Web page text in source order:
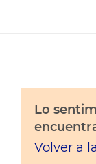
Lo
Volver a